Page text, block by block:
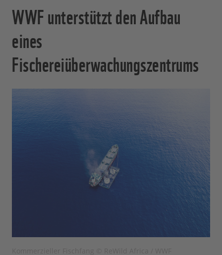
WWF unterstützt den Aufbau
eines
Fischereiüberwachungszentrums